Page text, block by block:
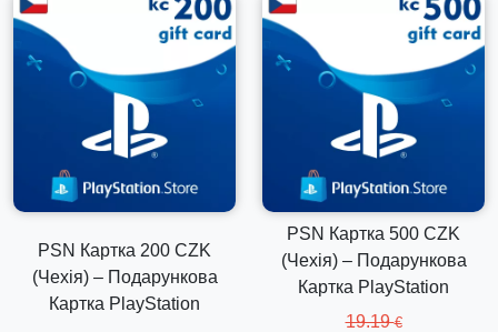
Чи можна використовувати код на іншому
регіональному обліковому запису?
Ні, він дійсний лише для чеських облікових записів
PlayStation.
PSN Картка 200 CZK
(Чехія) – Подарункова
Картка PlayStation
PSN Картка 500 CZK
(Чехія) – Подарункова
Картка PlayStation
19.19€